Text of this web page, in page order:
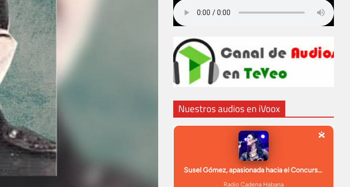
Nuestros audios en iVoox